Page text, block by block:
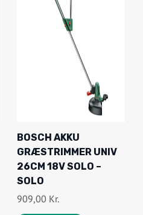
BOSCH AKKU
GRÆSTRIMMER UNIV
26CM 18V SOLO –
SOLO
909,00 Kr.